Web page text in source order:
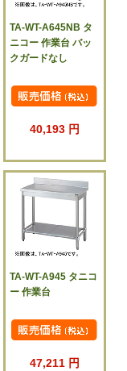
TA-WT-A645NB タ
ニコー 作業台 バッ
クガードなし
40,193 円
TA-WT-A945 タニコ
ー 作業台
47,211 円